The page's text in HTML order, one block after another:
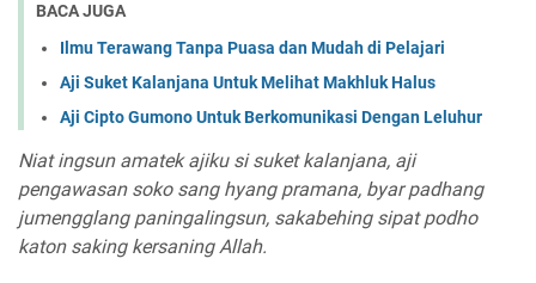
BACA JUGA
Ilmu Terawang Tanpa Puasa dan Mudah di Pelajari
Aji Suket Kalanjana Untuk Melihat Makhluk Halus
Aji Cipto Gumono Untuk Berkomunikasi Dengan Leluhur
Niat ingsun amatek ajiku si suket kalanjana, aji
pengawasan soko sang hyang pramana, byar padhang
jumengglang paningalingsun, sakabehing sipat podho
katon saking kersaning Allah.